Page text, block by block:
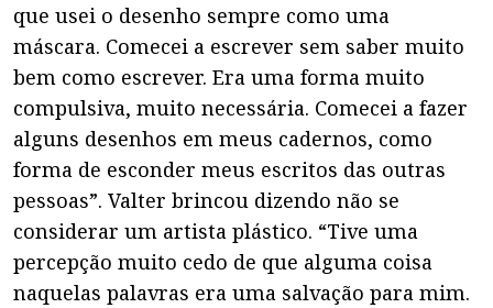
que usei o desenho sempre como uma
máscara. Comecei a escrever sem saber muito
bem como escrever. Era uma forma muito
compulsiva, muito necessária. Comecei a fazer
alguns desenhos em meus cadernos, como
forma de esconder meus escritos das outras
pessoas”. Valter brincou dizendo não se
considerar um artista plástico. “Tive uma
percepção muito cedo de que alguma coisa
naquelas palavras era uma salvação para mim.